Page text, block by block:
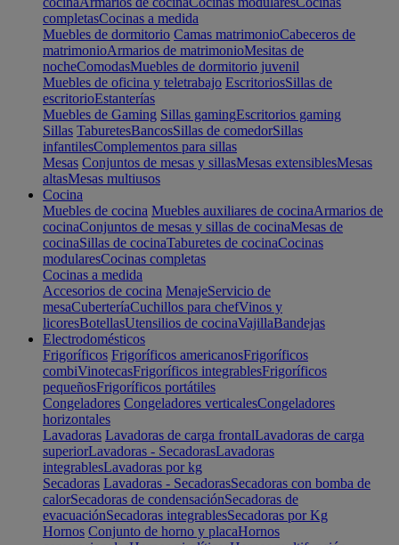
completasCocinas a medida
Muebles de dormitorio Camas matrimonioCabeceros de
matrimonioArmarios de matrimonioMesitas de
nocheComodasMuebles de dormitorio juvenil
Muebles de oficina y teletrabajo EscritoriosSillas de
escritorioEstanterías
Muebles de Gaming Sillas gamingEscritorios gaming
Sillas TaburetesBancosSillas de comedorSillas
infantilesComplementos para sillas
Mesas Conjuntos de mesas y sillasMesas extensiblesMesas
altasMesas multiusos
Cocina
Muebles de cocina Muebles auxiliares de cocinaArmarios de
cocinaConjuntos de mesas y sillas de cocinaMesas de
cocinaSillas de cocinaTaburetes de cocinaCocinas
modularesCocinas completas
Cocinas a medida
Accesorios de cocina MenajeServicio de
mesaCuberteríaCuchillos para chefVinos y
licoresBotellasUtensilios de cocinaVajillaBandejas
Electrodomésticos
Frigoríficos Frigoríficos americanosFrigoríficos
combiVinotecasFrigoríficos integrablesFrigoríficos
pequeñosFrigoríficos portátiles
Congeladores Congeladores verticalesCongeladores
horizontales
Lavadoras Lavadoras de carga frontalLavadoras de carga
superiorLavadoras - SecadorasLavadoras
integrablesLavadoras por kg
Secadoras Lavadoras - SecadorasSecadoras con bomba de
calorSecadoras de condensaciónSecadoras de
evacuaciónSecadoras integrablesSecadoras por Kg
Hornos Conjunto de horno y placaHornos